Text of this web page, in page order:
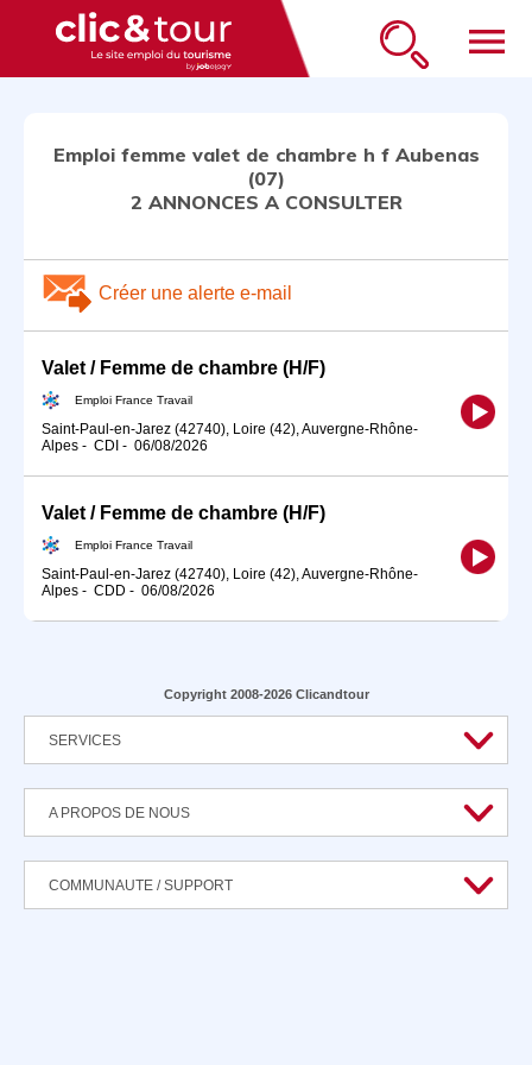
menu
Emploi femme valet de chambre h f Aubenas
(07)
2 ANNONCES A CONSULTER
Créer une alerte e-mail
Valet / Femme de chambre (H/F)
Emploi France Travail
Saint-Paul-en-Jarez (42740), Loire (42), Auvergne-Rhône-
Alpes - CDI - 06/08/2026
Valet / Femme de chambre (H/F)
Emploi France Travail
Saint-Paul-en-Jarez (42740), Loire (42), Auvergne-Rhône-
Alpes - CDD - 06/08/2026
Copyright 2008-2026 Clicandtour
SERVICES
A PROPOS DE NOUS
COMMUNAUTE / SUPPORT